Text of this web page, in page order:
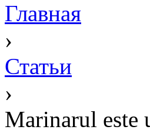
Главная
›
Статьи
›
Marinarul este